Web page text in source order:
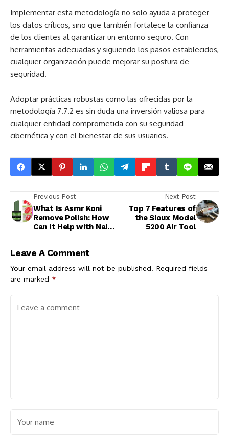
Implementar esta metodología no solo ayuda a proteger
los datos críticos, sino que también fortalece la confianza
de los clientes al garantizar un entorno seguro. Con
herramientas adecuadas y siguiendo los pasos establecidos,
cualquier organización puede mejorar su postura de
seguridad.
Adoptar prácticas robustas como las ofrecidas por la
metodología 7.7.2 es sin duda una inversión valiosa para
cualquier entidad comprometida con su seguridad
cibernética y con el bienestar de sus usuarios.
Previous Post
What Is Asmr Koni
Remove Polish: How
Can It Help with Nail
Next Post
Top 7 Features of
the Sioux Model
5200 Air Tool
Leave A Comment
Your email address will not be published. Required fields
are marked *